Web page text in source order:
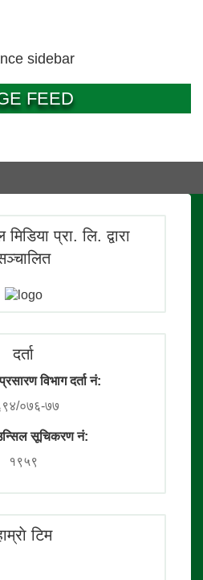
FEED
प्रा. लि. द्वारा
दर्ता
विभाग दर्ता नं:
०७६-७७
सूचिकरण नं:
१९५९
टिम